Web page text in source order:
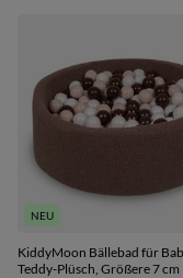
NEU
KiddyMoon Bällebad für
Teddy-Plüsch, Größere 7